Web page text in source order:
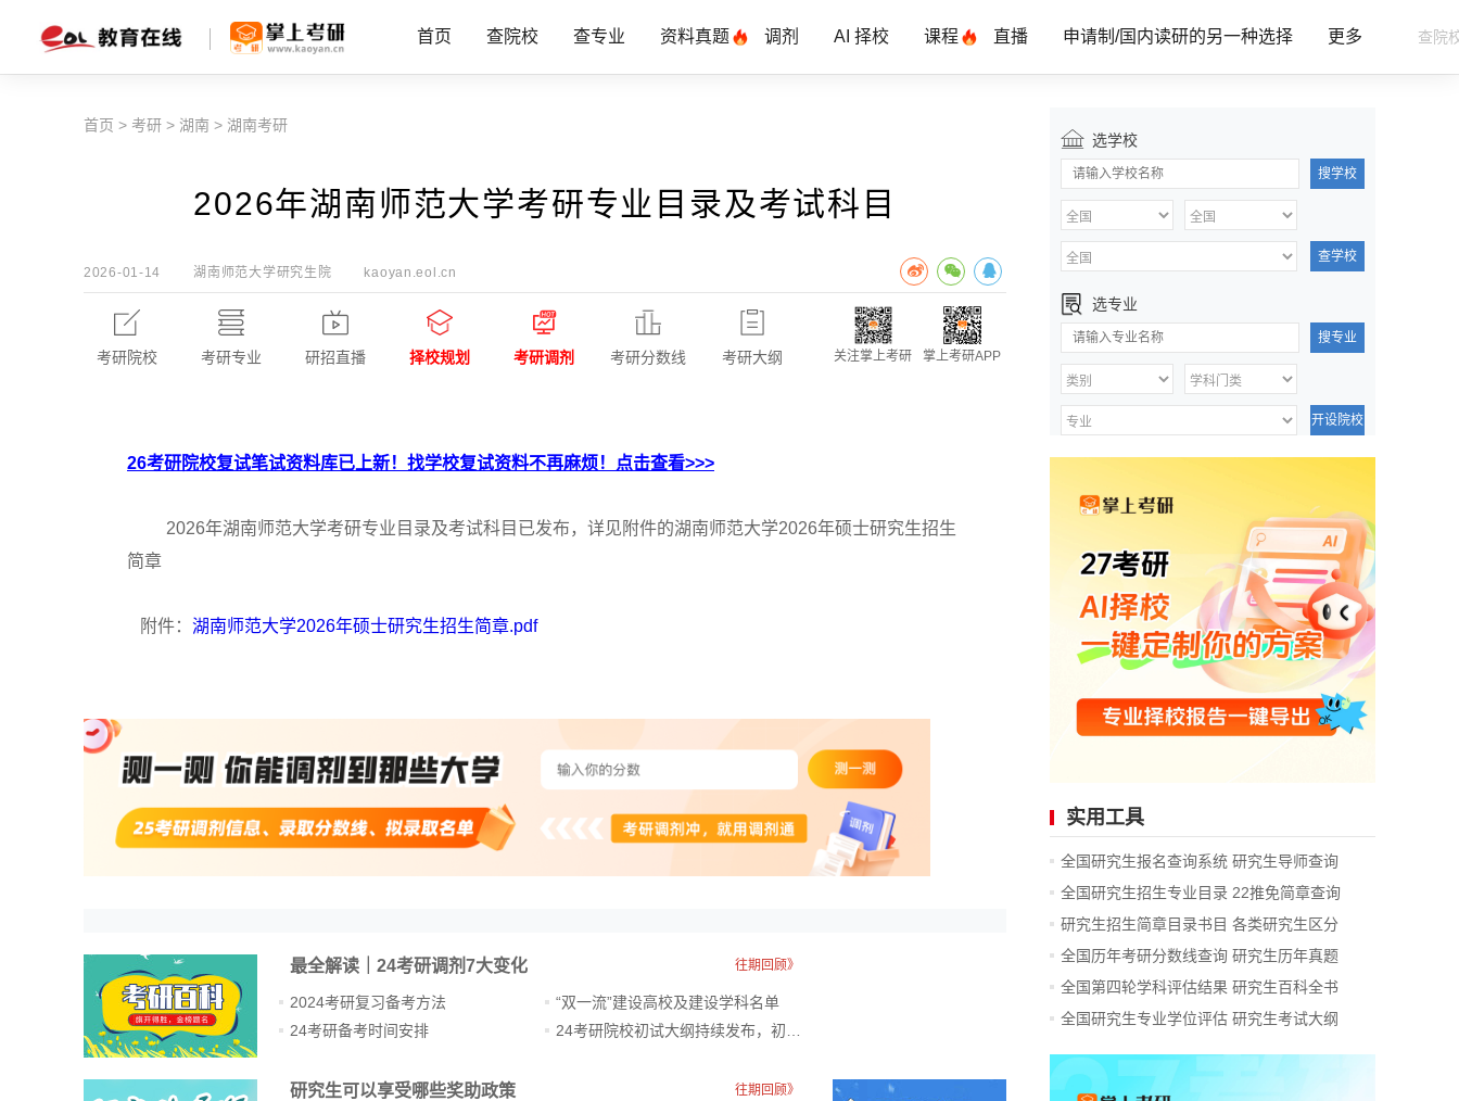
首页 查院校 查专业 资料真题 调剂 AI 择校 课程 直播 申请制/国内读研的另一种选择 更多
首页 > 考研 > 湖南 > 湖南考研
2026年湖南师范大学考研专业目录及考试科目
2026-01-14 湖南师范大学研究生院 kaoyan.eol.cn
考研院校 考研专业 研招直播 择校规划 考研调剂 考研分数线 考研大纲 关注掌上考研 掌上考研APP
26考研院校复试笔试资料库已上新！找学校复试资料不再麻烦！点击查看>>>
2026年湖南师范大学考研专业目录及考试科目已发布，详见附件的湖南师范大学2026年硕士研究生招生
简章
附件： 湖南师范大学2026年硕士研究生招生简章.pdf
最全解读｜24考研调剂7大变化 往期回顾》
2024考研复习备考方法
24考研备考时间安排
“双一流”建设高校及建设学科名单
研究生可以享受哪些奖助政策 往期回顾》
选学校
搜学校
查学校
选专业
搜专业
开设院校
实用工具
全国研究生报名查询系统 研究生导师查询
全国研究生招生专业目录 22推免简章查询
研究生招生简章目录书目 各类研究生区分
全国历年考研分数线查询 研究生历年真题
全国第四轮学科评估结果 研究生百科全书
全国研究生专业学位评估 研究生考试大纲